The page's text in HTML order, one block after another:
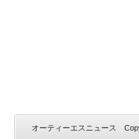
オーティーエスニュース